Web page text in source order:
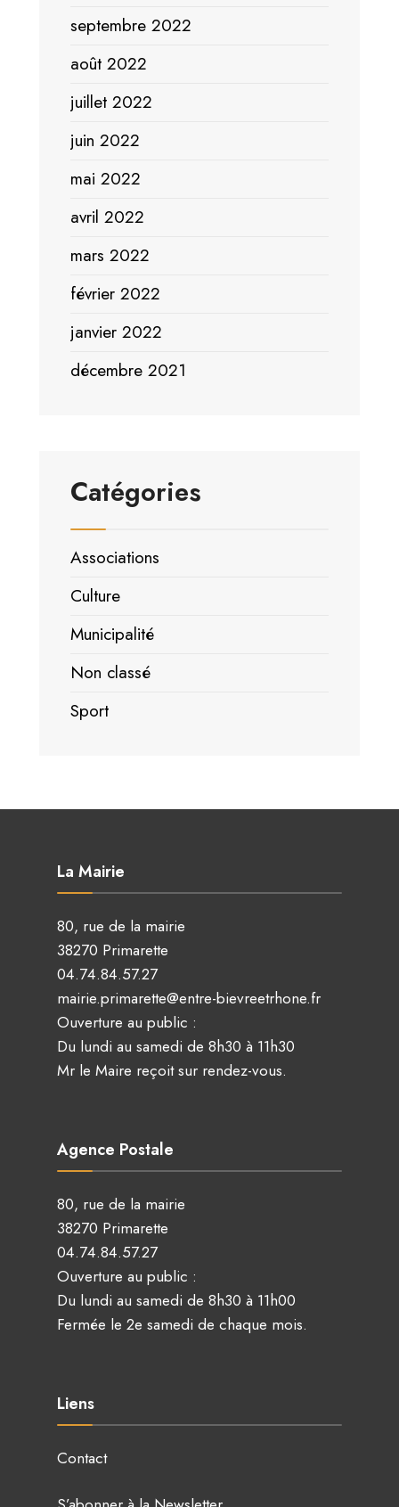
septembre 2022
août 2022
juillet 2022
juin 2022
mai 2022
avril 2022
mars 2022
février 2022
janvier 2022
décembre 2021
Catégories
Associations
Culture
Municipalité
Non classé
Sport
La Mairie
80, rue de la mairie
38270 Primarette
04.74.84.57.27
mairie.primarette@entre-bievreetrhone.fr
Ouverture au public :
Du lundi au samedi de 8h30 à 11h30
Mr le Maire reçoit sur rendez-vous.
Agence Postale
80, rue de la mairie
38270 Primarette
04.74.84.57.27
Ouverture au public :
Du lundi au samedi de 8h30 à 11h00
Fermée le 2e samedi de chaque mois.
Liens
Contact